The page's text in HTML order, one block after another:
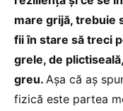
mare grijă, trebuie
fii în stare să treci
grele, de
greu. Așa că aș
fizică este partea